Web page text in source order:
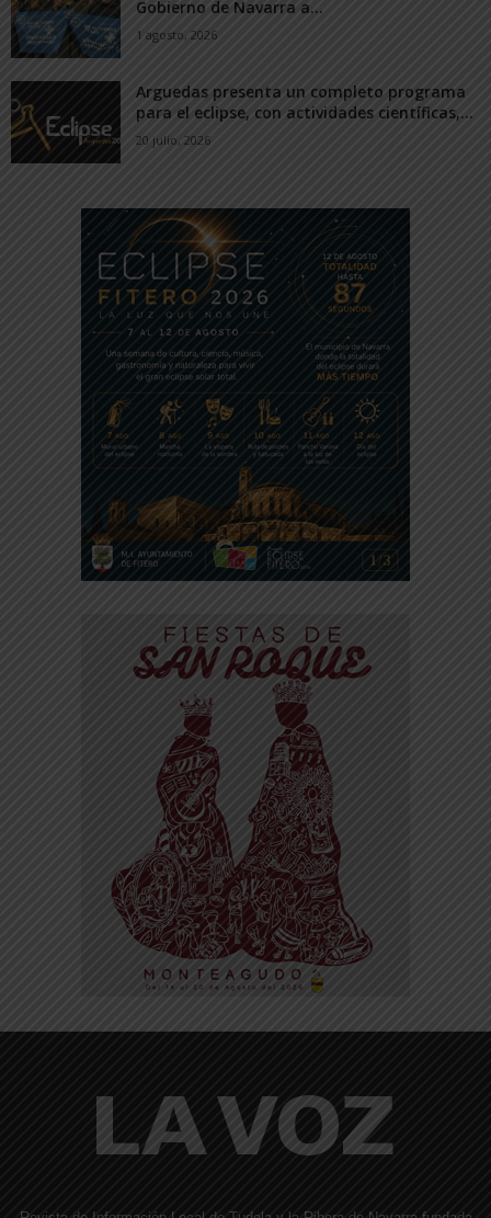
Gobierno de Navarra a...
1 agosto, 2026
Arguedas presenta un completo programa
para el eclipse, con actividades científicas,...
20 julio, 2026